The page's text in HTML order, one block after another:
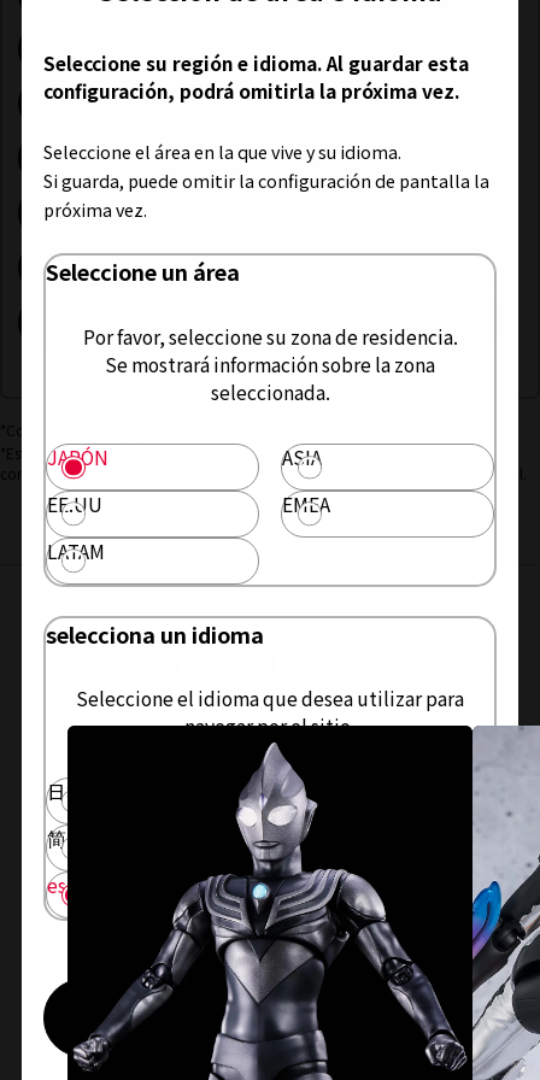
PUNTO TAMASHII OSAKA
Amiami(Se abre en una pestaña
EDION(Se abre en una pestaña
Bic Camera (Se abre en una pestaña
*Consulte el estado de las ventas en cada sitio. Puede que esté agotado.
*Este producto podrá venderse a través de varios canales de venta o con
condiciones modificadas en el futuro tanto a nivel nacional como internacional.
Seleccione su región e idioma. Al guardar esta
configuración, podrá omitirla la próxima vez.
Seleccione el área en la que vive y su idioma.
Si guarda, puede omitir la configuración de pantalla la
próxima vez.
Seleccione un área
Por favor, seleccione su zona de residencia.
Se mostrará información sobre la zona
seleccionada.
JAPÓN
ASIA
EE.UU
EMEA
LATAM
selecciona un idioma
Seleccione el idioma que desea utilizar para
navegar por el sitio.
日本語
English
简体中文
繁體中文
español
ahorrar